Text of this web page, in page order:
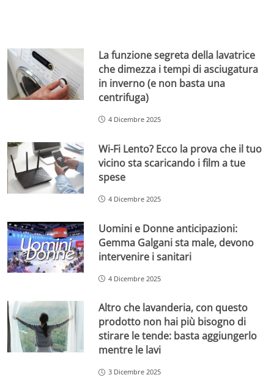
La funzione segreta della lavatrice
che dimezza i tempi di asciugatura
in inverno (e non basta una
centrifuga)
4 Dicembre 2025
Wi-Fi Lento? Ecco la prova che il tuo
vicino sta scaricando i film a tue
spese
4 Dicembre 2025
Uomini e Donne anticipazioni:
Gemma Galgani sta male, devono
intervenire i sanitari
4 Dicembre 2025
Altro che lavanderia, con questo
prodotto non hai più bisogno di
stirare le tende: basta aggiungerlo
mentre le lavi
3 Dicembre 2025